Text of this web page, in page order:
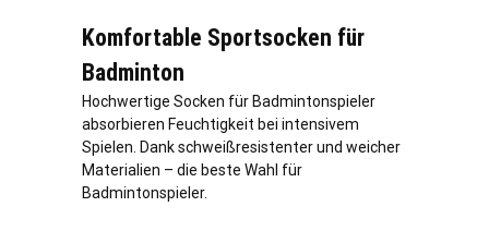
Komfortable Sportsocken für
Badminton
Hochwertige Socken für Badmintonspieler
absorbieren Feuchtigkeit bei intensivem
Spielen. Dank schweißresistenter und weicher
Materialien – die beste Wahl für
Badmintonspieler.